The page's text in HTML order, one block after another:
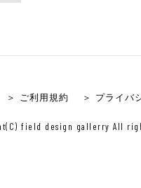
＞ ご利用規約 ＞ プライバ
field design gallerry All